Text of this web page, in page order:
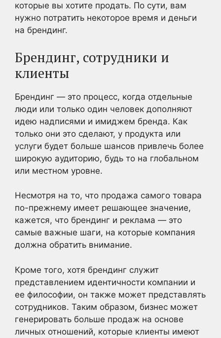
которые вы хотите продать. По сути, вам
нужно потратить некоторое время и деньги
на брендинг.
Брендинг, сотрудники и
клиенты
Брендинг — это процесс, когда отдельные
люди или только один человек дополняют
идею надписями и имиджем бренда. Как
только они это сделают, у продукта или
услуги будет больше шансов привлечь более
широкую аудиторию, будь то на глобальном
или местном уровне.
Несмотря на то, что продажа самого товара
по-прежнему имеет решающее значение,
кажется, что брендинг и реклама — это
самые важные шаги, на которые компания
должна обратить внимание.
Кроме того, хотя брендинг служит
представлением идентичности компании и
ее философии, он также может представлять
сотрудников. Таким образом, бизнес может
генерировать больше продаж на основе
личных отношений, которые клиенты имеют